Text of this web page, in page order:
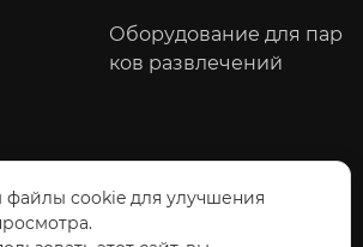
Оборудование для пар
ков развлечений
уезд, город Юнчжоу, провин
cookie для улучшения